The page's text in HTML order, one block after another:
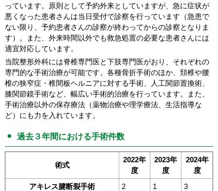
っています。原則として予約外来としていますが、急に症状が
悪くなった患者さんは当日受付で診察を行っています（急患で
ない限り、予約患者さんの診察が終わってからの診察となりま
す）。また、外来時間以外でも救急処置の必要な患者さんには
適宜対応しています。
当院整形外科には脊椎専門医と下肢専門医がおり、それぞれの
専門的な手術治療が可能です。各種骨折手術のほか、頚椎や腰
椎の狭窄症・椎間板ヘルニアに対する手術、人工関節置換術、
膝関節鏡手術など、幅広い手術的治療を行っています。また、
手術治療以外の保存療法（薬物治療や理学療法、生活指導な
ど）にも力を入れています。
過去３年間における手術件数
術式
2022年
度
2023年
度
2024年
度
アキレス腱断裂手術
2 1
3